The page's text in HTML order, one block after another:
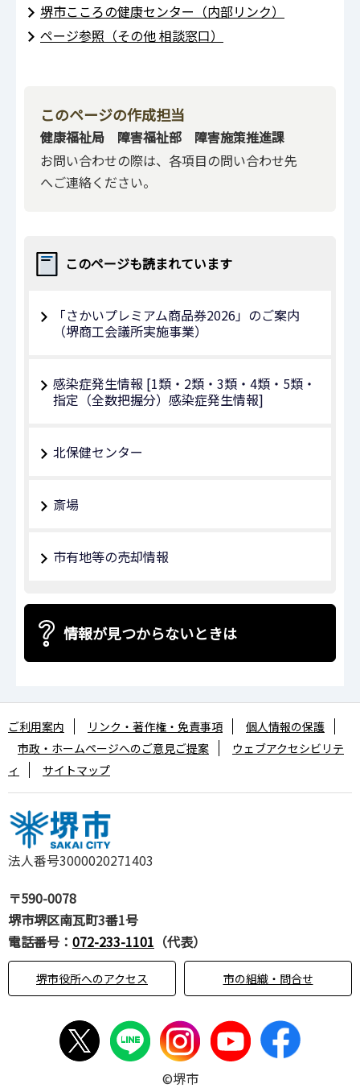
堺市こころの健康センター（内部リンク）
ページ参照（その他 相談窓口）
このページの作成担当
健康福祉局 障害福祉部 障害施策推進課
お問い合わせの際は、各項目の問い合わせ先
へご連絡ください。
このページも読まれています
「さかいプレミアム商品券2026」のご案内
（堺商工会議所実施事業）
感染症発生情報 [1類・2類・3類・4類・5類・
指定（全数把握分）感染症発生情報]
北保健センター
斎場
市有地等の売却情報
情報が見つからないときは
法人番号3000020271403
〒590-0078
堺市堺区南瓦町3番1号
電話番号： 072-233-1101 （代表）
堺市役所へのアクセス 市の組織・問合せ
ご利用案内 リンク・著作権・免責事項
個人情報の保護
市政・ホームページへのご意見ご提案
ウェブアクセシビリテ
ィ
サイトマップ
©堺市